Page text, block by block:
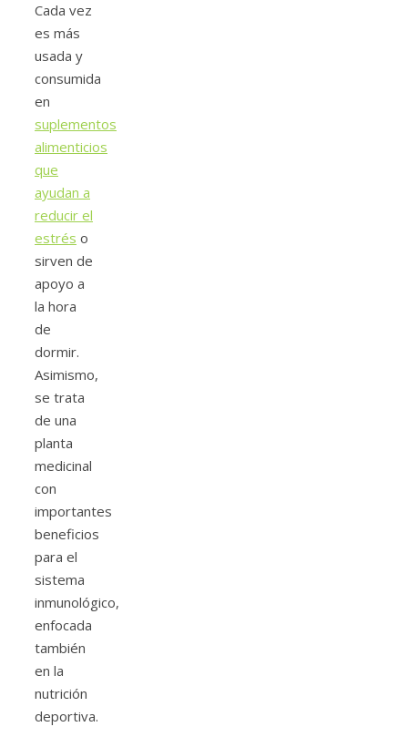
Cada vez
es más
usada y
consumida
en
suplementos
alimenticios
que
ayudan a
reducir el
estrés o
sirven de
apoyo a
la hora
de
dormir.
Asimismo,
se trata
de una
planta
medicinal
con
importantes
beneficios
para el
sistema
inmunológico,
enfocada
también
en la
nutrición
deportiva.